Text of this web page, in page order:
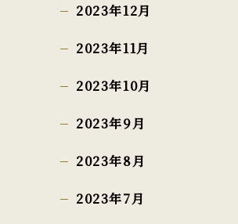
2023年12月
2023年11月
2023年10月
2023年9月
2023年8月
2023年7月